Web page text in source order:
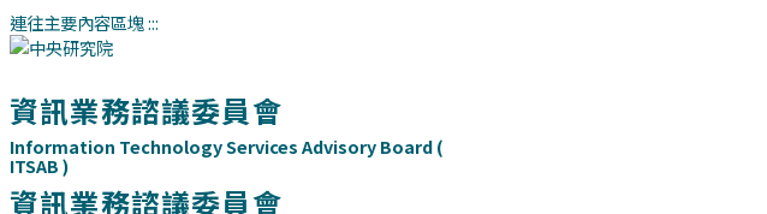
連往主要內容區塊:::
資訊業務諮議委員會
Information Technology Services Advisory Board (
ITSAB )
資訊業務諮議委員會